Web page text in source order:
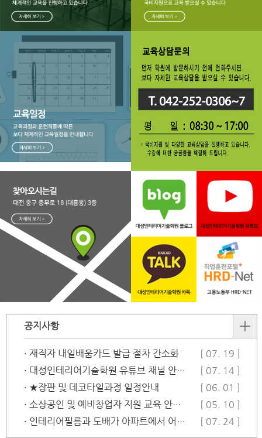
공지사항
· 재직자 내일배움카드 발급 절차 간소화
[ 07. 19 ]
· 대성인테리어기술학원 유튜브 채널 안…
[ 07. 14 ]
· ★장판 및 데코타일과정 일정안내
[ 06. 01 ]
· 소상공인 및 예비창업자 지원 교육 안…
[ 05. 10 ]
· 인테리어필름과 도배가 아파트에서 어떻…
[ 07. 24 ]